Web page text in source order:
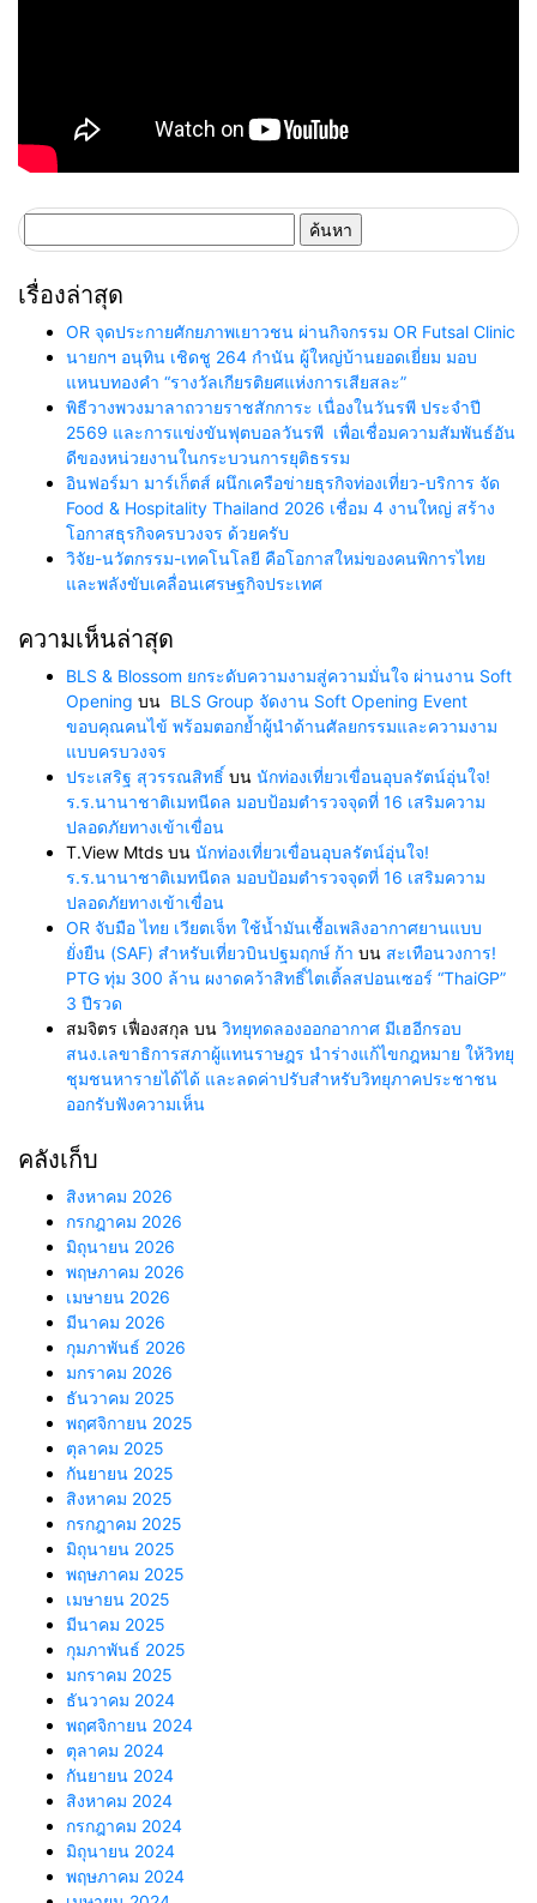
สำหรับ:
เรื่องล่าสุด
OR จุดประกายศักยภาพเยาวชน ผ่านกิจกรรม OR Futsal Clinic
นายกฯ อนุทิน เชิดชู 264 กำนัน ผู้ใหญ่บ้านยอดเยี่ยม มอบ
แหนบทองคำ “รางวัลเกียรติยศแห่งการเสียสละ”
พิธีวางพวงมาลาถวายราชสักการะ เนื่องในวันรพี ประจำปี
2569 และการแข่งขันฟุตบอลวันรพี เพื่อเชื่อมความสัมพันธ์อัน
ดีของหน่วยงานในกระบวนการยุติธรรม
อินฟอร์มา มาร์เก็ตส์ ผนึกเครือข่ายธุรกิจท่องเที่ยว-บริการ จัด
Food & Hospitality Thailand 2026 เชื่อม 4 งานใหญ่ สร้าง
โอกาสธุรกิจครบวงจร ด้วยครับ
วิจัย-นวัตกรรม-เทคโนโลยี คือโอกาสใหม่ของคนพิการไทย
และพลังขับเคลื่อนเศรษฐกิจประเทศ
ความเห็นล่าสุด
BLS & Blossom ยกระดับความงามสู่ความมั่นใจ ผ่านงาน Soft
Opening บน BLS Group จัดงาน Soft Opening Event
ขอบคุณคนไข้ พร้อมตอกย้ำผู้นำด้านศัลยกรรมและความงาม
แบบครบวงจร
ประเสริฐ สุวรรณสิทธิ์ บน นักท่องเที่ยวเขื่อนอุบลรัตน์อุ่นใจ!
ร.ร.นานาชาติเมทนีดล มอบป้อมตำรวจจุดที่ 16 เสริมความ
ปลอดภัยทางเข้าเขื่อน
T.View Mtds บน นักท่องเที่ยวเขื่อนอุบลรัตน์อุ่นใจ!
ร.ร.นานาชาติเมทนีดล มอบป้อมตำรวจจุดที่ 16 เสริมความ
ปลอดภัยทางเข้าเขื่อน
OR จับมือ ไทย เวียตเจ็ท ใช้น้ำมันเชื้อเพลิงอากาศยานแบบ
ยั่งยืน (SAF) สำหรับเที่ยวบินปฐมฤกษ์ ก้า บน สะเทือนวงการ!
PTG ทุ่ม 300 ล้าน ผงาดคว้าสิทธิ์ไตเติ้ลสปอนเซอร์ “ThaiGP”
3 ปีรวด
สมจิตร เฟื่องสกุล บน วิทยุทดลองออกอากาศ มีเฮอีกรอบ
สนง.เลขาธิการสภาผู้แทนราษฎร นำร่างแก้ไขกฎหมาย ให้วิทยุ
ชุมชนหารายได้ได้ และลดค่าปรับสำหรับวิทยุภาคประชาชน
ออกรับฟังความเห็น
คลังเก็บ
สิงหาคม 2026
กรกฎาคม 2026
มิถุนายน 2026
พฤษภาคม 2026
เมษายน 2026
มีนาคม 2026
กุมภาพันธ์ 2026
มกราคม 2026
ธันวาคม 2025
พฤศจิกายน 2025
ตุลาคม 2025
กันยายน 2025
สิงหาคม 2025
กรกฎาคม 2025
มิถุนายน 2025
พฤษภาคม 2025
เมษายน 2025
มีนาคม 2025
กุมภาพันธ์ 2025
มกราคม 2025
ธันวาคม 2024
พฤศจิกายน 2024
ตุลาคม 2024
กันยายน 2024
สิงหาคม 2024
กรกฎาคม 2024
มิถุนายน 2024
พฤษภาคม 2024